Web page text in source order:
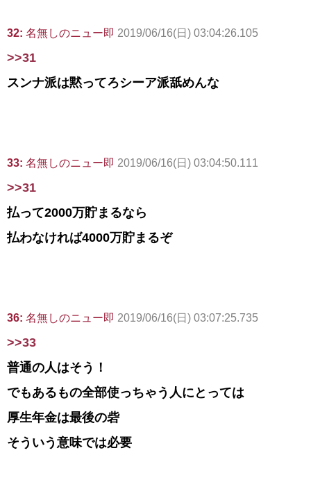
32: 名無しのニュー即 2019/06/16(日) 03:04:26.105
>>31
スンナ派は黙ってろシーア派舐めんな
33: 名無しのニュー即 2019/06/16(日) 03:04:50.111
>>31
払って2000万貯まるなら
払わなければ4000万貯まるぞ
36: 名無しのニュー即 2019/06/16(日) 03:07:25.735
>>33
普通の人はそう！
でもあるもの全部使っちゃう人にとっては
厚生年金は最後の砦
そういう意味では必要